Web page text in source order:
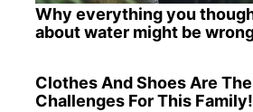
Why everything you
about water might be
Clothes And Shoes Are The
Challenges For This Family!